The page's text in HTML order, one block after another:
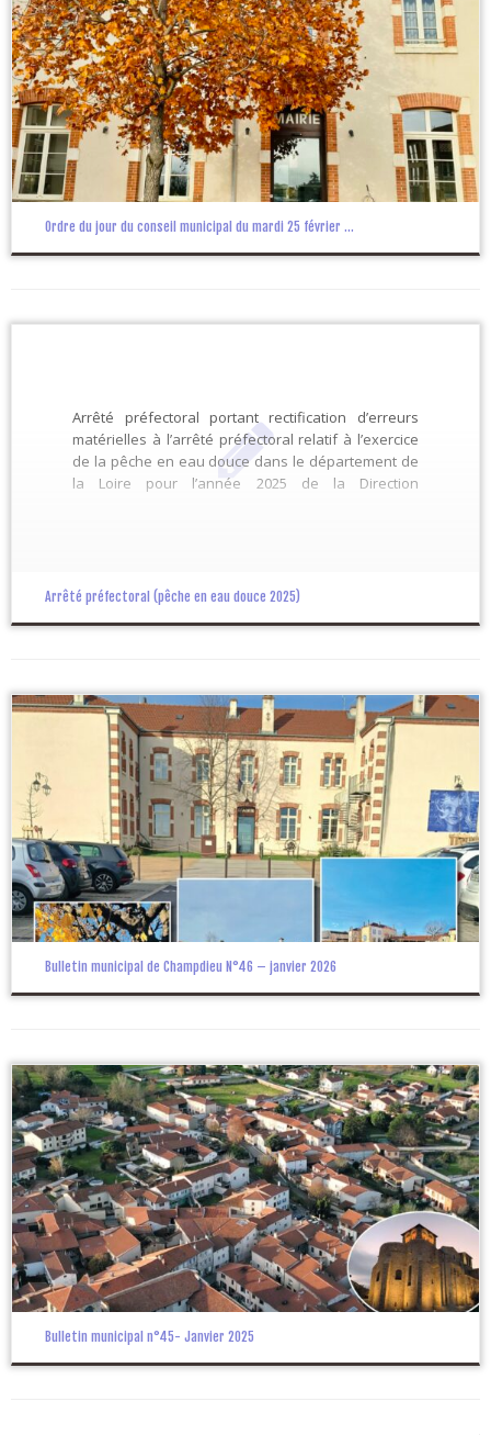
Ordre du jour du conseil municipal du mardi 25 février ...
Arrêté préfectoral portant rectification d’erreurs
matérielles à l’arrêté préfectoral relatif à l’exercice
de la pêche en eau douce dans le département de
la Loire pour l’année 2025 de la Direction
Arrêté préfectoral (pêche en eau douce 2025)
Bulletin municipal de Champdieu N°46 – janvier 2026
Bulletin municipal n°45- Janvier 2025